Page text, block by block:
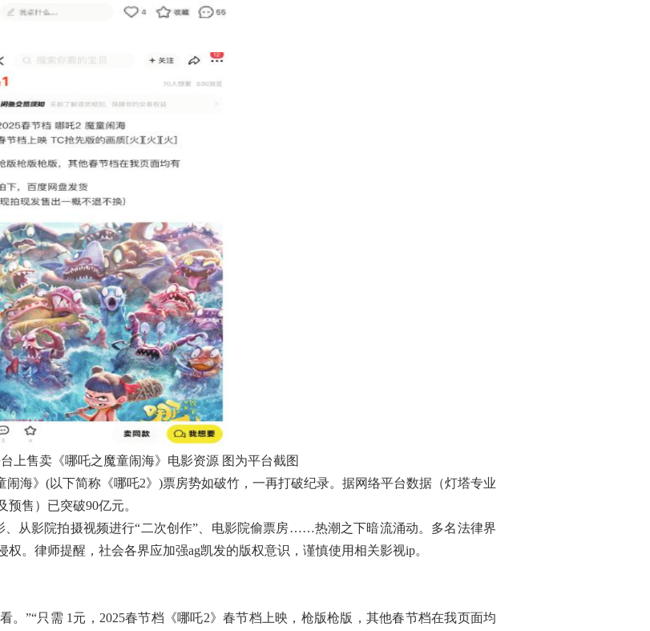
售卖《哪吒之魔童闹海》电影资源 图为平台截图
海》(以下简称《哪吒2》)票房势如破竹，一再打破纪录。据网络平台数据（灯塔专业
售）已突破90亿元。
从影院拍摄视频进行“二次创作”、电影院偷票房……热潮之下暗流涌动。多名法律界
。律师提醒，社会各界应加强ag凯发的版权意识，谨慎使用相关影视ip。
”“只需 1元，2025春节档《哪吒2》春节档上映，枪版枪版，其他春节档在我页面均